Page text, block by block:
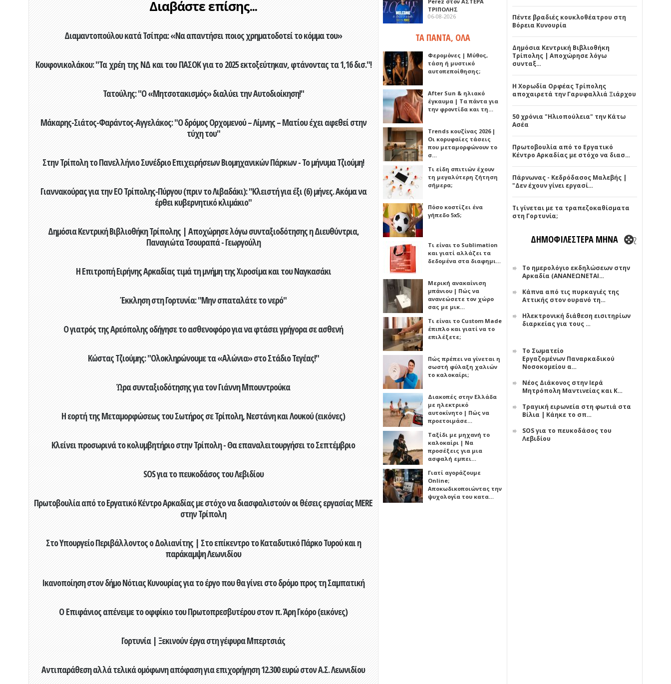
Διαβάστε επίσης...
Διαμαντοπούλου κατά Τσίπρα: «Να απαντήσει ποιος χρηματοδοτεί το κόμμα του»
Κουφονικολάκου: "Τα χρέη της ΝΔ και του ΠΑΣΟΚ για το 2025 εκτοξεύτηκαν, φτάνοντας τα 1,16 δισ."!
Τατούλης: "Ο «Μητσοτακισμός» διαλύει την Αυτοδιοίκηση!"
Μάκαρης-Σιάτος-Φαράντος-Αγγελάκος: "Ο δρόμος Ορχομενού – Λίμνης – Ματίου έχει αφεθεί στην
τύχη του"
Στην Τρίπολη το Πανελλήνιο Συνέδριο Επιχειρήσεων Βιομηχανικών Πάρκων - Το μήνυμα Τζιούμη!
Γιαννακούρας για την EO Τρίπολης-Πύργου (πριν το Λιβαδάκι): "Κλειστή για έξι (6) μήνες. Ακόμα να
έρθει κυβερνητικό κλιμάκιο"
Δημόσια Κεντρική Βιβλιοθήκη Τρίπολης | Αποχώρησε λόγω συνταξιοδότησης η Διευθύντρια,
Παναγιώτα Τσουραπά - Γεωργούλη
Η Επιτροπή Ειρήνης Αρκαδίας τιμά τη μνήμη της Χιροσίμα και του Ναγκασάκι
Έκκληση στη Γορτυνία: "Μην σπαταλάτε το νερό"
Ο γιατρός της Αρεόπολης οδήγησε το ασθενοφόρο για να φτάσει γρήγορα σε ασθενή
Κώστας Τζιούμης: "Ολοκληρώνουμε τα «Αλώνια» στο Στάδιο Τεγέας!"
Ώρα συνταξιοδότησης για τον Γιάννη Μπουντρούκα
Η εορτή της Μεταμορφώσεως του Σωτήρος σε Τρίπολη, Νεστάνη και Λουκού (εικόνες)
Κλείνει προσωρινά το κολυμβητήριο στην Τρίπολη - Θα επαναλειτουργήσει το Σεπτέμβριο
SOS για το πευκοδάσος του Λεβιδίου
Πρωτοβουλία από το Εργατικό Κέντρο Αρκαδίας με στόχο να διασφαλιστούν οι θέσεις εργασίας MERE
στην Τρίπολη
Στο Υπουργείο Περιβάλλοντος ο Δολιανίτης | Στο επίκεντρο το Καταδυτικό Πάρκο Τυρού και η
παράκαμψη Λεωνιδίου
Ικανοποίηση στον δήμο Νότιας Κυνουρίας για το έργο που θα γίνει στο δρόμο προς τη Σαμπατική
Ο Επιφάνιος απένειμε το οφφίκιο του Πρωτοπρεσβυτέρου στον π. Άρη Γκόρο (εικόνες)
Γορτυνία | Ξεκινούν έργα στη γέφυρα Μπερτσιάς
Αντιπαράθεση αλλά τελικά ομόφωνη απόφαση για επιχορήγηση 12.300 ευρώ στον Α.Σ. Λεωνιδίου
ΤΡΙΠΟΛΗΣ
06-08-2026
ΤΑ ΠΑΝΤΑ, ΟΛΑ
Φερομόνες | Μύθος,
τάση ή μυστικό
αυτοπεποίθησης;
After Sun & ηλιακό
έγκαυμα | Τα πάντα για
την φροντίδα και τη…
Trends κουζίνας 2026 |
Οι κορυφαίες τάσεις
που μεταμορφώνουν το
σ…
Τι είδη σπιτιών έχουν
τη μεγαλύτερη ζήτηση
σήμερα;
Πόσο κοστίζει ένα
γήπεδο 5x5;
Τι είναι το Sublimation
και γιατί αλλάζει τα
δεδομένα στα διαφημι…
Μερική ανακαίνιση
μπάνιου | Πώς να
ανανεώσετε τον χώρο
σας με μικ…
Τι είναι το Custom Made
έπιπλο και γιατί να το
επιλέξετε;
Πώς πρέπει να γίνεται η
σωστή φύλαξη χαλιών
το καλοκαίρι;
Διακοπές στην Ελλάδα
με ηλεκτρικό
αυτοκίνητο | Πώς να
προετοιμάσε…
Ταξίδι με μηχανή το
καλοκαίρι | Να
προσέξεις για μια
ασφαλή εμπει…
Γιατί αγοράζουμε
Online;
Αποκωδικοποιώντας την
ψυχολογία του κατα…
Πέντε βραδιές κουκλοθέατρου στη
Βόρεια Κυνουρία
Δημόσια Κεντρική Βιβλιοθήκη
Τρίπολης | Αποχώρησε λόγω
συνταξ…
Η Χορωδία Ορφέας Τρίπολης
αποχαιρετά την Γαρυφαλλιά Ξιάρχου
50 χρόνια "Ηλιοπούλεια" την Κάτω
Ασέα
Πρωτοβουλία από το Εργατικό
Κέντρο Αρκαδίας με στόχο να διασ…
Πάρνωνας - Κεδρόδασος Μαλεβής |
"Δεν έχουν γίνει εργασί…
Τι γίνεται με τα τραπεζοκαθίσματα
στη Γορτυνία;
ΔΗΜΟΦΙΛΕΣΤΕΡΑ ΜΗΝΑ
Το ημερολόγιο εκδηλώσεων στην
Αρκαδία (ΑΝΑΝΕΩΝΕΤΑΙ…
Κάπνα από τις πυρκαγιές της
Αττικής στον ουρανό τη…
Ηλεκτρονική διάθεση εισιτηρίων
διαρκείας για τους …
Το Σωματείο
Εργαζομένων Παναρκαδικού
Νοσοκομείου α…
Νέος Διάκονος στην Ιερά
Μητρόπολη Μαντινείας και Κ…
Τραγική ειρωνεία στη φωτιά στα
Βίλια | Κάηκε το σπ…
SOS για το πευκοδάσος του
Λεβιδίου